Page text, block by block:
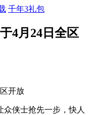
千年3礼包
4月24日全区
开放
侠士抢先一步，快人